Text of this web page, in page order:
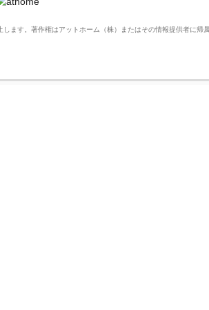
ます。著作権はアットホーム（株）またはその情報提供者に帰属